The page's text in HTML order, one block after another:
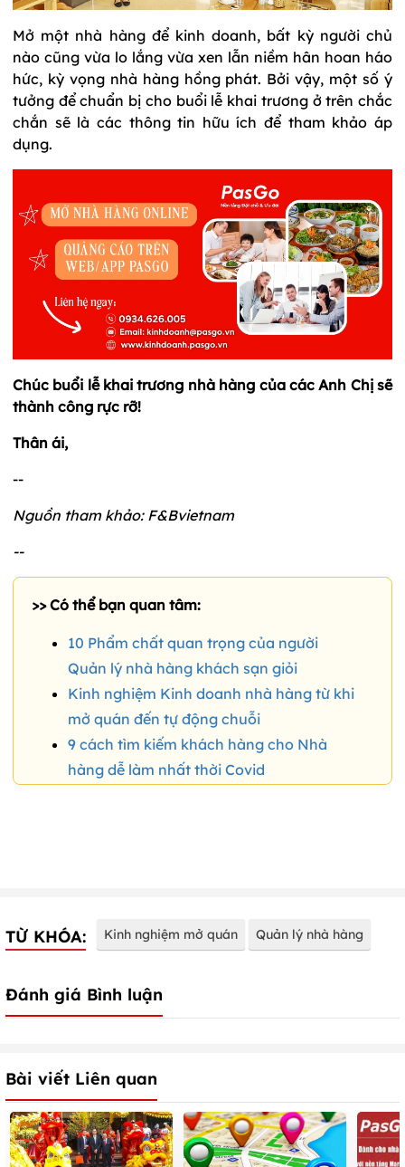
Mở một nhà hàng để kinh doanh, bất kỳ người chủ
nào cũng vừa lo lắng vừa xen lẫn niềm hân hoan háo
hức, kỳ vọng nhà hàng hồng phát. Bởi vậy, một số ý
tưởng để chuẩn bị cho buổi lễ khai trương ở trên chắc
chắn sẽ là các thông tin hữu ích để tham khảo áp
dụng.
Chúc buổi lễ khai trương nhà hàng của các Anh Chị sẽ
thành công rực rỡ!
Thân ái,
--
Nguồn tham khảo: F&Bvietnam
--
>> Có thể bạn quan tâm:
10 Phẩm chất quan trọng của người
Quản lý nhà hàng khách sạn giỏi
Kinh nghiệm Kinh doanh nhà hàng từ khi
mở quán đến tự động chuỗi
9 cách tìm kiếm khách hàng cho Nhà
hàng dễ làm nhất thời Covid
TỪ KHÓA: Kinh nghiệm mở quán Quản lý nhà hàng
Đánh giá Bình luận
Bài viết Liên quan